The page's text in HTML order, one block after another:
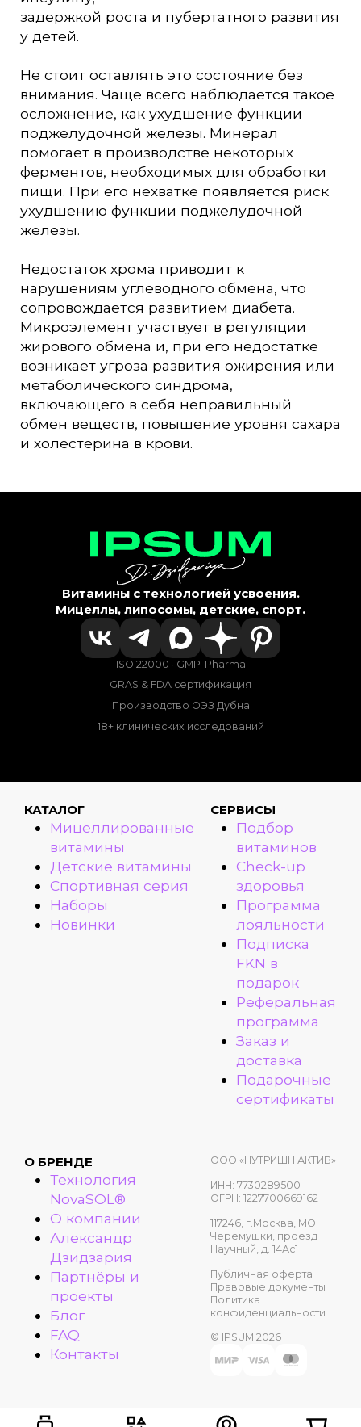
задержкой роста и пубертатного развития
у детей.
Не стоит оставлять это состояние без
внимания. Чаще всего наблюдается такое
осложнение, как ухудшение функции
поджелудочной железы. Минерал
помогает в производстве некоторых
ферментов, необходимых для обработки
пищи. При его нехватке появляется риск
ухудшению функции поджелудочной
железы.
Недостаток хрома приводит к
нарушениям углеводного обмена, что
сопровождается развитием диабета.
Микроэлемент участвует в регуляции
жирового обмена и, при его недостатке
возникает угроза развития ожирения или
метаболического синдрома,
включающего в себя неправильный
обмен веществ, повышение уровня сахара
и холестерина в крови.
Витамины с технологией усвоения.
Мицеллы, липосомы, детские, спорт.
ISO 22000 · GMP-Pharma
GRAS & FDA сертификация
Производство ОЭЗ Дубна
18+ клинических исследований
КАТАЛОГ
Мицеллированные
витамины
Детские витамины
Спортивная серия
Наборы
Новинки
СЕРВИСЫ
Подбор
витаминов
Check-up
здоровья
Программа
лояльности
Подписка
FKN в
подарок
Реферальная
программа
Заказ и
доставка
Подарочные
сертификаты
О БРЕНДЕ
Технология
NovaSOL®
О компании
Александр
Дзидзария
Партнёры и
проекты
Блог
FAQ
Контакты
ООО «НУТРИШН АКТИВ»
ИНН: 7730289500
ОГРН: 1227700669162
117246, г.Москва, МО
Черемушки, проезд
Научный, д. 14Ас1
Публичная оферта
Правовые документы
Политика
конфиденциальности
© IPSUM 2026